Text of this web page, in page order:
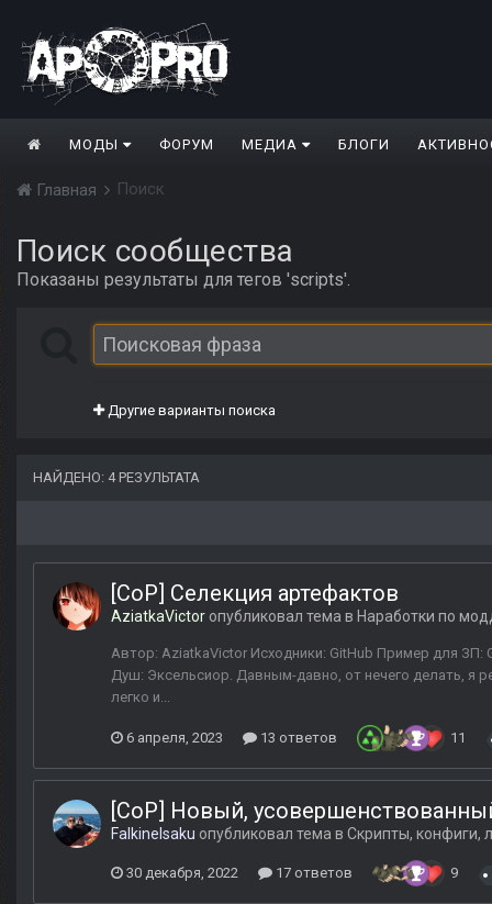
МОДЫ ФОРУМ МЕДИА БЛОГИ
Главная Поиск
Поиск сообщества
Показаны результаты для тегов 'scripts'.
Другие варианты поиска
НАЙДЕНО: 4 РЕЗУЛЬТАТА
[CoP] Селекция артефактов
AziatkaVictor опубликовал тема в Наработки по
Автор: AziatkaVictor Исходники: GitHub Пример для ЗП:
Душ: Эксельсиор. Давным-давно, от нечего делать, я
легко и...
6 апреля, 2023 13 ответов 11
[CoP] Новый,
FalkineIsaku опубликовал тема в Скрипты, конфиги,
30 декабря, 2022 17 ответов 9